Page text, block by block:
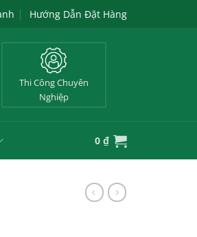
Hướng Dẫn Đặt Hàng
Thi Công Chuyên
Nghiệp
0₫